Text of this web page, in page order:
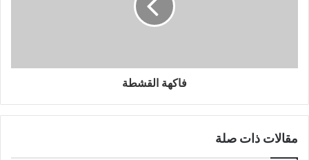
فاكهة القشطة
مقالات ذات صلة